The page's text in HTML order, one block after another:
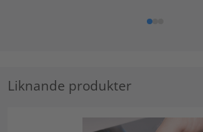
Liknande produkter